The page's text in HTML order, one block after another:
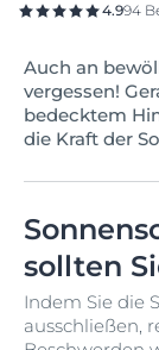
4.994
Auch an
vergessen!
bedecktem
die Kraft der
sollten
Indem Sie die
ausschließen,